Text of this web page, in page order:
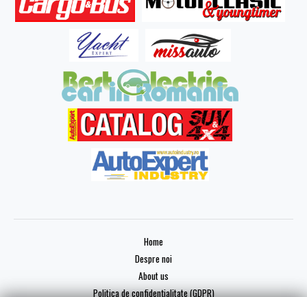
Home
Despre noi
About us
Politica de confidențialitate (GDPR)